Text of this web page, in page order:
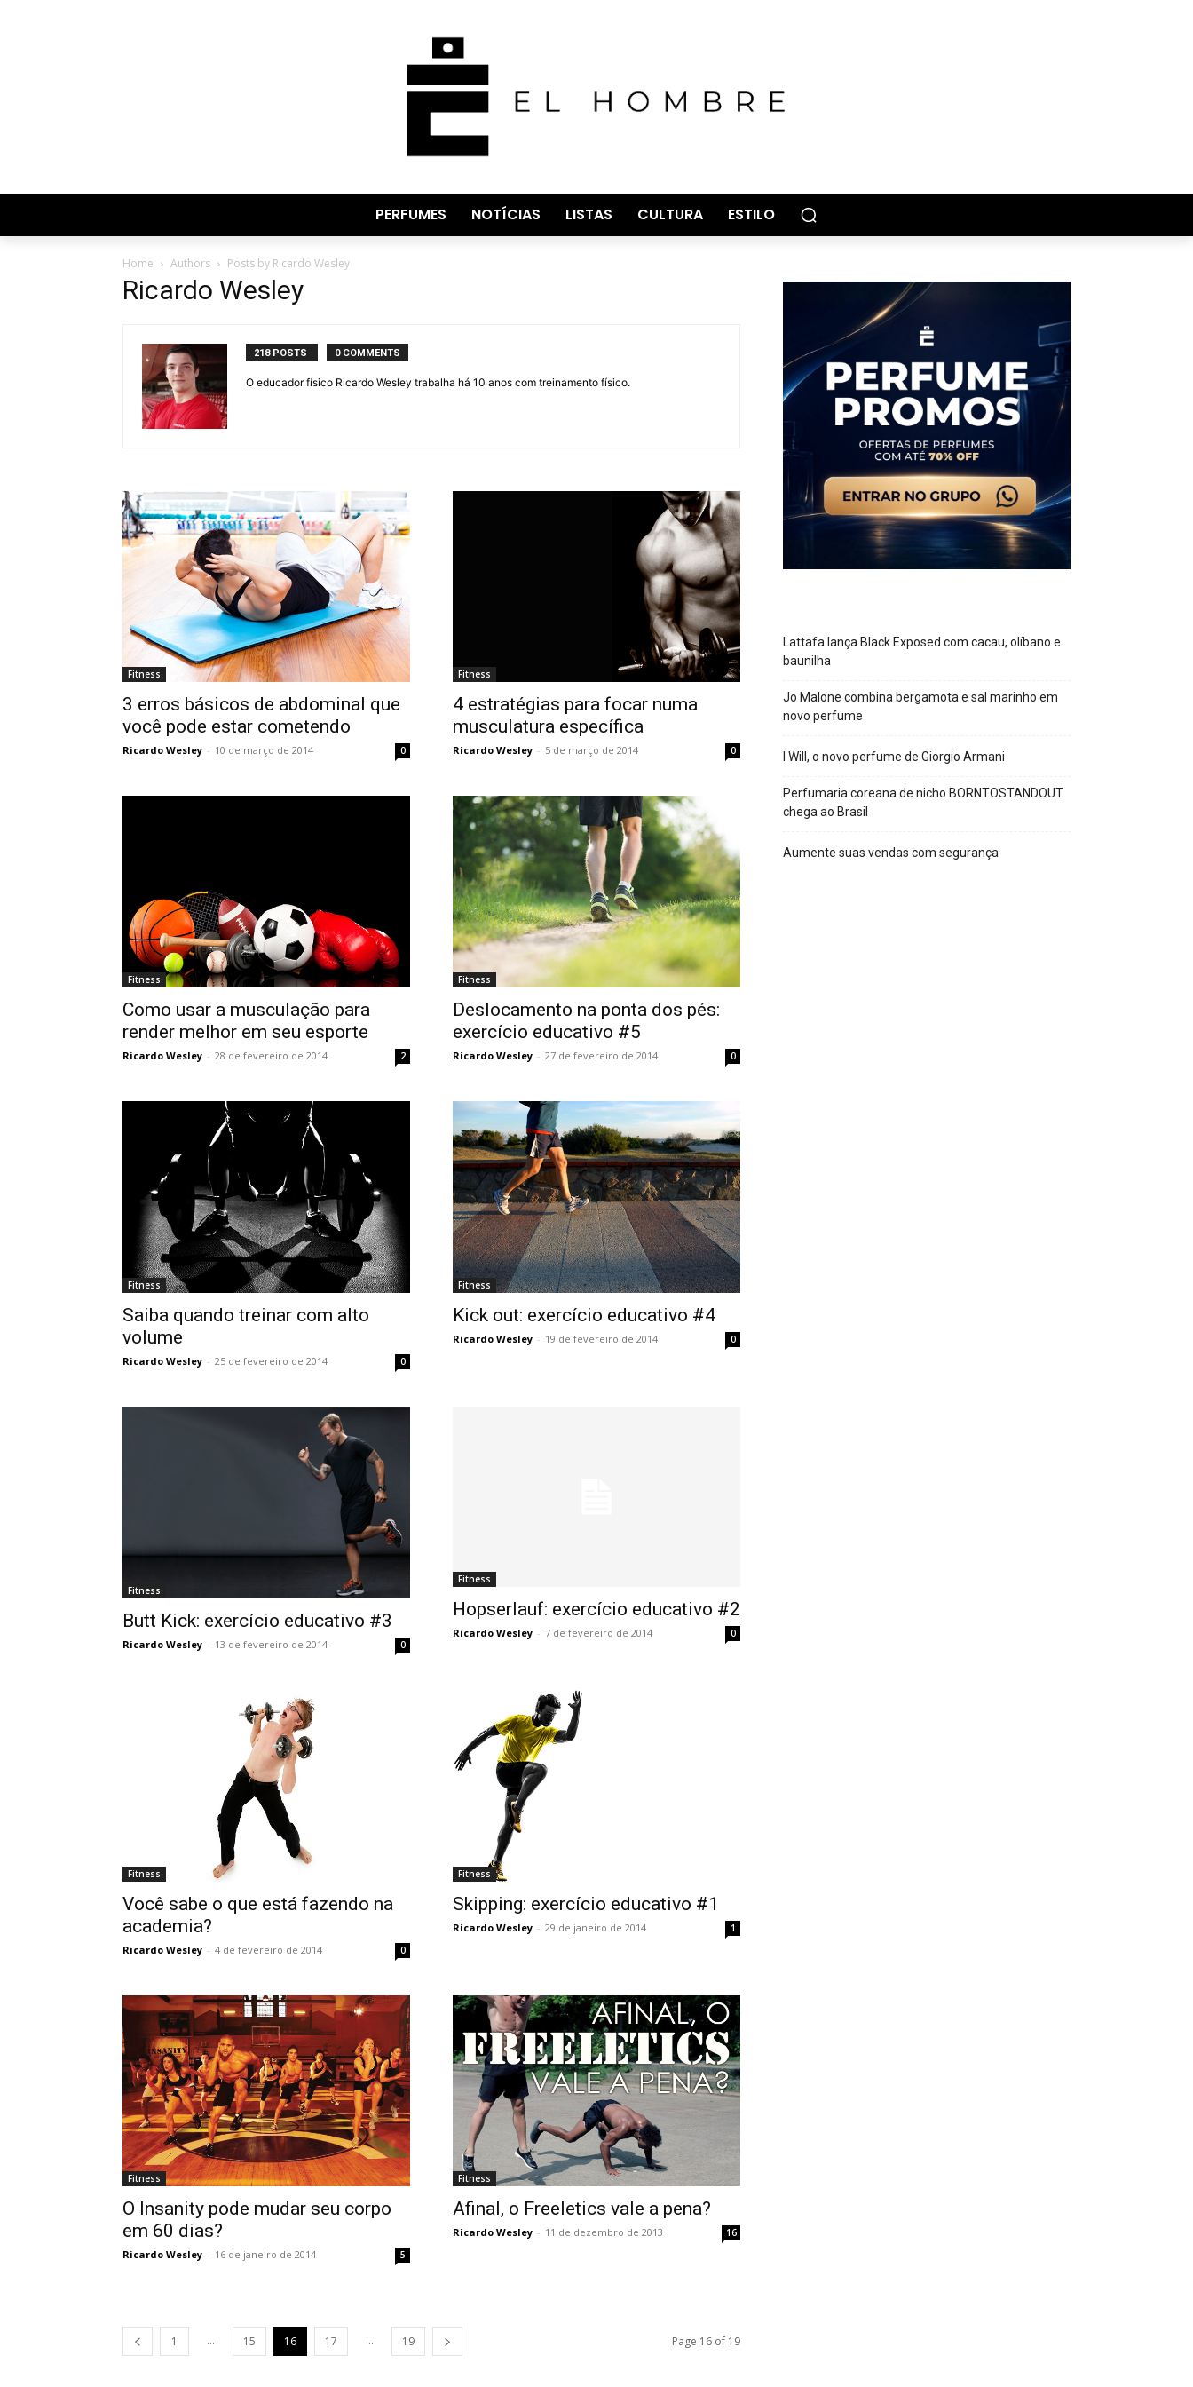
PERFUMES NOTÍCIAS LISTAS CULTURA ESTILO
Home Authors Posts by Ricardo Wesley
Ricardo Wesley
218 POSTS 0 COMMENTS
O educador físico Ricardo Wesley trabalha há 10 anos com treinamento físico.
Fitness
3 erros básicos de abdominal que
você pode estar cometendo
Ricardo Wesley - 10 de março de 2014 0
Fitness
4 estratégias para focar numa
musculatura específica
Ricardo Wesley - 5 de março de 2014 0
Fitness
Como usar a musculação para
render melhor em seu esporte
Ricardo Wesley - 28 de fevereiro de 2014 2
Fitness
Deslocamento na ponta dos pés:
exercício educativo #5
Ricardo Wesley - 27 de fevereiro de 2014 0
Fitness
Saiba quando treinar com alto
volume
Ricardo Wesley - 25 de fevereiro de 2014 0
Fitness
Kick out: exercício educativo #4
Ricardo Wesley - 19 de fevereiro de 2014 0
Fitness
Butt Kick: exercício educativo #3
Ricardo Wesley - 13 de fevereiro de 2014 0
Fitness
Hopserlauf: exercício educativo #2
Ricardo Wesley - 7 de fevereiro de 2014 0
Fitness
Você sabe o que está fazendo na
academia?
Ricardo Wesley - 4 de fevereiro de 2014 0
Fitness
Skipping: exercício educativo #1
Ricardo Wesley - 29 de janeiro de 2014 1
Fitness
O Insanity pode mudar seu corpo
em 60 dias?
Ricardo Wesley - 16 de janeiro de 2014 5
Fitness
Afinal, o Freeletics vale a pena?
Ricardo Wesley - 11 de dezembro de 2013 16
1 ... 15 16 17 ... 19 Page 16 of 19
Lattafa lança Black Exposed com cacau, olíbano e
baunilha
Jo Malone combina bergamota e sal marinho em
novo perfume
I Will, o novo perfume de Giorgio Armani
Perfumaria coreana de nicho BORNTOSTANDOUT
chega ao Brasil
Aumente suas vendas com segurança